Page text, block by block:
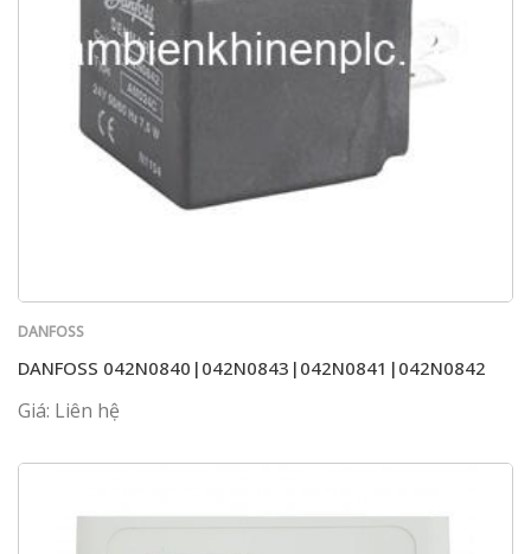
DANFOSS
DANFOSS 042N0840|042N0843|042N0841|042N0842
Giá: Liên hệ